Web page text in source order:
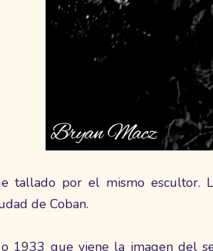
tallado por el mismo escultor.
de Coban.
1933 que viene la imagen del